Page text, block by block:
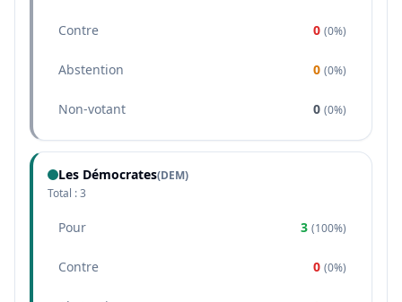
Contre 0 (0%)
Abstention 0 (0%)
Non-votant 0 (0%)
Les Démocrates(DEM)
Total :3
Pour 3 (100%)
Contre 0 (0%)